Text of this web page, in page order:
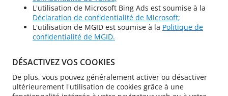
L'utilisation de Microsoft Bing Ads est soumise à la
Déclaration de confidentialité de Microsoft;
L'utilisation de MGID est soumise à la Politique de
confidentialité de MGID.
DÉSACTIVEZ VOS COOKIES
De plus, vous pouvez généralement activer ou désactiver
ultérieurement l'utilisation de cookies grâce à une